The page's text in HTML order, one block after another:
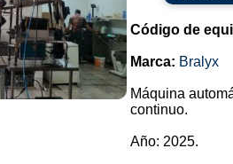
Código de
Marca: Bralyx
Máquina
continuo.
Año: 2025.